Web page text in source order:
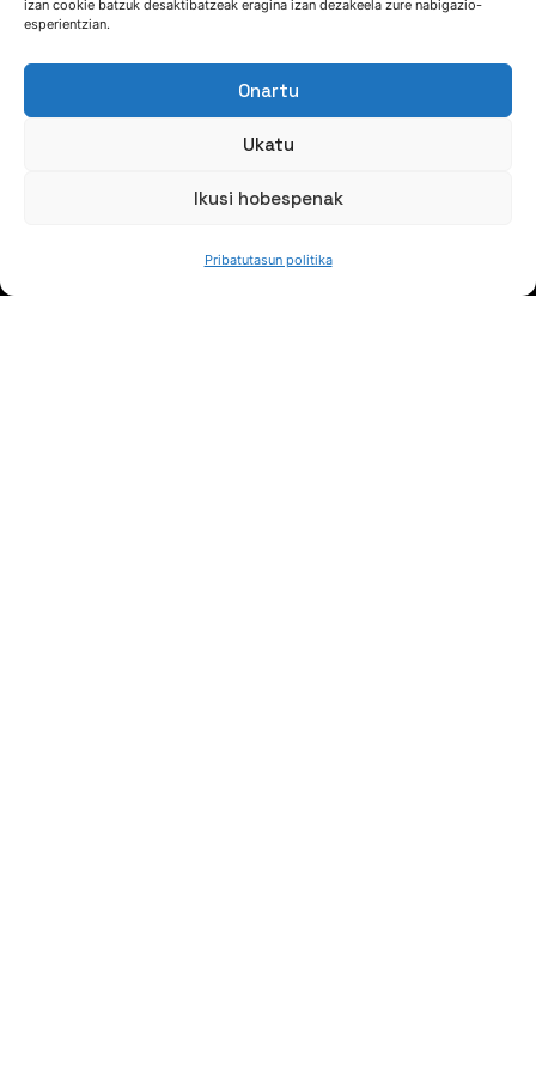
izan cookie batzuk desaktibatzeak eragina izan dezakeela zure nabigazio-
esperientzian.
Onartu
Ukatu
Ikusi hobespenak
Pribatutasun politika